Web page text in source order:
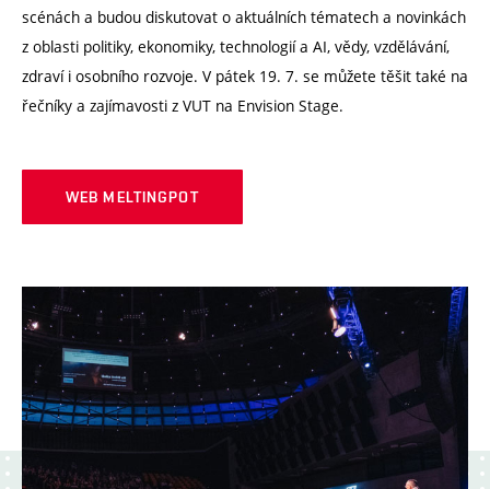
scénách a budou diskutovat o aktuálních tématech a novinkách
z oblasti politiky, ekonomiky, technologií a AI, vědy, vzdělávání,
zdraví i osobního rozvoje. V pátek 19. 7. se můžete těšit také na
řečníky a zajímavosti z VUT na Envision Stage.
WEB MELTINGPOT